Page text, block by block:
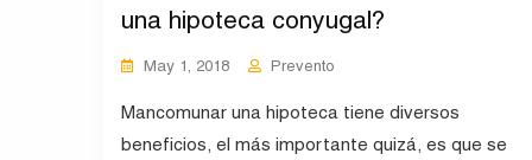
una hipoteca conyugal?
May 1, 2018 Prevento
Mancomunar una hipoteca tiene diversos
beneficios, el más importante quizá, es que se